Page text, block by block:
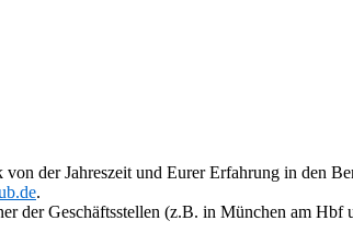
der Jahreszeit und Eurer Erfahrung in den
.
der Geschäftsstellen (z.B. in München am Hbf